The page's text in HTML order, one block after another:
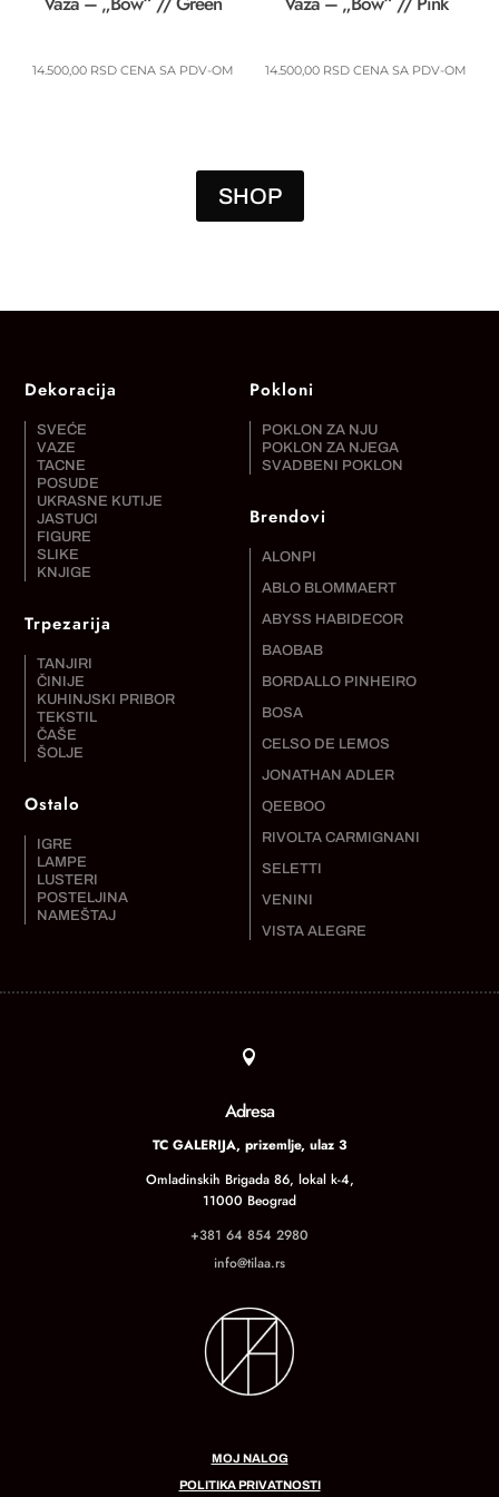
14.500,00 RSD CENA SA PDV-OM 14.500,00 RSD CENA SA PDV-OM
SHOP
Dekoracija
SVEĆE
VAZE
TACNE
POSUDE
UKRASNE KUTIJE
JASTUCI
FIGURE
SLIKE
KNJIGE
Trpezarija
TANJIRI
ČINIJE
KUHINJSKI PRIBOR
TEKSTIL
ČAŠE
ŠOLJE
Ostalo
IGRE
LAMPE
LUSTERI
POSTELJINA
NAMEŠTAJ
Pokloni
POKLON ZA NJU
POKLON ZA NJEGA
SVADBENI POKLON
Brendovi
ALONPI
ABLO BLOMMAERT
ABYSS HABIDECOR
BAOBAB
BORDALLO PINHEIRO
BOSA
CELSO DE LEMOS
JONATHAN ADLER
QEEBOO
RIVOLTA CARMIGNANI
SELETTI
VENINI
VISTA ALEGRE

Adresa
TC GALERIJA, prizemlje, ulaz 3
Omladinskih Brigada 86, lokal k-4,
11000 Beograd
+381 64 854 2980
info@tilaa.rs
MOJ NALOG
POLITIKA PRIVATNOSTI